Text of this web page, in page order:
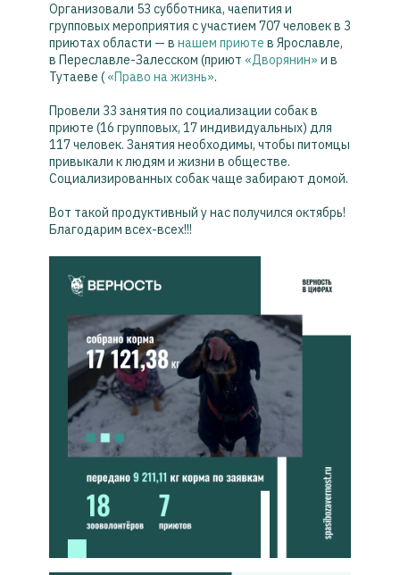
Организовали 53 субботника, чаепития и
групповых мероприятия с участием 707 человек в 3
приютах области — в нашем приюте в Ярославле,
в Переславле-Залесском (приют «Дворянин» и в
Тутаеве («Право на жизнь».
Провели 33 занятия по социализации собак в
приюте (16 групповых, 17 индивидуальных) для
117 человек. Занятия необходимы, чтобы питомцы
привыкали к людям и жизни в обществе.
Социализированных собак чаще забирают домой.
Вот такой продуктивный у нас получился октябрь!
Благодарим всех-всех!!!